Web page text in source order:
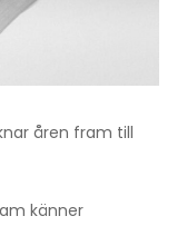
åren fram till
känner